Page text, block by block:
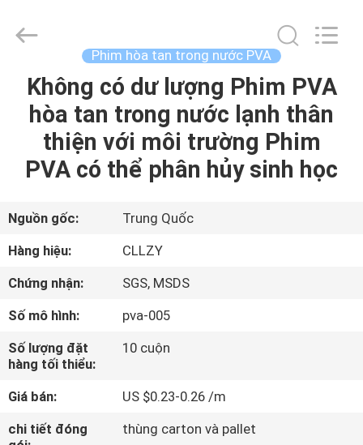
NHÀ
SẢN
PHẨM
VỀ
CHÚNG
TÔI
CHUYẾN
THAM
QUAN
NHÀ
MÁY
Greencradleland
Macromolecule
Reserved.
Phim hòa tan trong nước PVA
Không có dư lượng Phim PVA
hòa tan trong nước lạnh thân
thiện với môi trường Phim
PVA có thể phân hủy sinh học
Nguồn gốc:
Trung Quốc
Hàng hiệu:
CLLZY
Chứng nhận:
SGS, MSDS
Số mô hình:
pva-005
Số lượng đặt
hàng tối thiểu:
10 cuộn
Giá bán:
US $0.23-0.26 /m
chi tiết đóng
thùng carton và pallet